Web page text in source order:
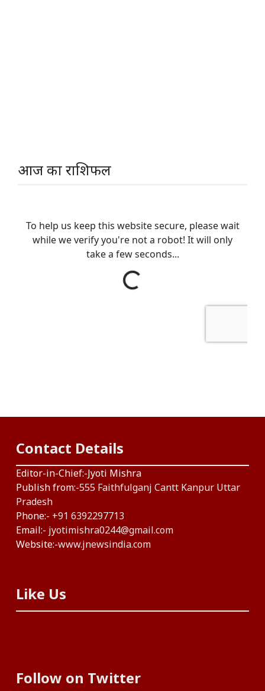
आज का राशिफल
Contact Details
Editor-in-Chief:-Jyoti Mishra
Publish from:-555 Faithfulganj Cantt Kanpur Uttar
Pradesh
Phone:- +91 6392297713
Email:- jyotimishra0244@gmail.com
Website:-www.jnewsindia.com
Like Us
Follow on Twitter